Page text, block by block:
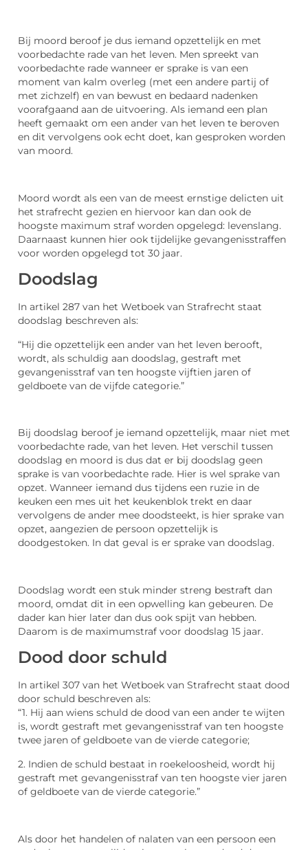
Bij moord beroof je dus iemand opzettelijk en met
voorbedachte rade van het leven. Men spreekt van
voorbedachte rade wanneer er sprake is van een
moment van kalm overleg (met een andere partij of
met zichzelf) en van bewust en bedaard nadenken
voorafgaand aan de uitvoering. Als iemand een plan
heeft gemaakt om een ander van het leven te beroven
en dit vervolgens ook echt doet, kan gesproken worden
van moord.
Moord wordt als een van de meest ernstige delicten uit
het strafrecht gezien en hiervoor kan dan ook de
hoogste maximum straf worden opgelegd: levenslang.
Daarnaast kunnen hier ook tijdelijke gevangenisstraffen
voor worden opgelegd tot 30 jaar.
Doodslag
In artikel 287 van het Wetboek van Strafrecht staat
doodslag beschreven als:
“Hij die opzettelijk een ander van het leven berooft,
wordt, als schuldig aan doodslag, gestraft met
gevangenisstraf van ten hoogste vijftien jaren of
geldboete van de vijfde categorie.”
Bij doodslag beroof je iemand opzettelijk, maar niet met
voorbedachte rade, van het leven. Het verschil tussen
doodslag en moord is dus dat er bij doodslag geen
sprake is van voorbedachte rade. Hier is wel sprake van
opzet. Wanneer iemand dus tijdens een ruzie in de
keuken een mes uit het keukenblok trekt en daar
vervolgens de ander mee doodsteekt, is hier sprake van
opzet, aangezien de persoon opzettelijk is
doodgestoken. In dat geval is er sprake van doodslag.
Doodslag wordt een stuk minder streng bestraft dan
moord, omdat dit in een opwelling kan gebeuren. De
dader kan hier later dan dus ook spijt van hebben.
Daarom is de maximumstraf voor doodslag 15 jaar.
Dood door schuld
In artikel 307 van het Wetboek van Strafrecht staat dood
door schuld beschreven als:
“1. Hij aan wiens schuld de dood van een ander te wijten
is, wordt gestraft met gevangenisstraf van ten hoogste
twee jaren of geldboete van de vierde categorie;
2. Indien de schuld bestaat in roekeloosheid, wordt hij
gestraft met gevangenisstraf van ten hoogste vier jaren
of geldboete van de vierde categorie.”
Als door het handelen of nalaten van een persoon een